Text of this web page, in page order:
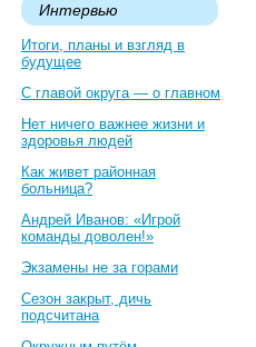
Интервью
Итоги, планы и взгляд в
будущее
С главой округа — о главном
Нет ничего важнее жизни и
здоровья людей
Как живет районная
больница?
Андрей Иванов: «Игрой
команды доволен!»
Экзамены не за горами
Сезон закрыт, дичь
подсчитана